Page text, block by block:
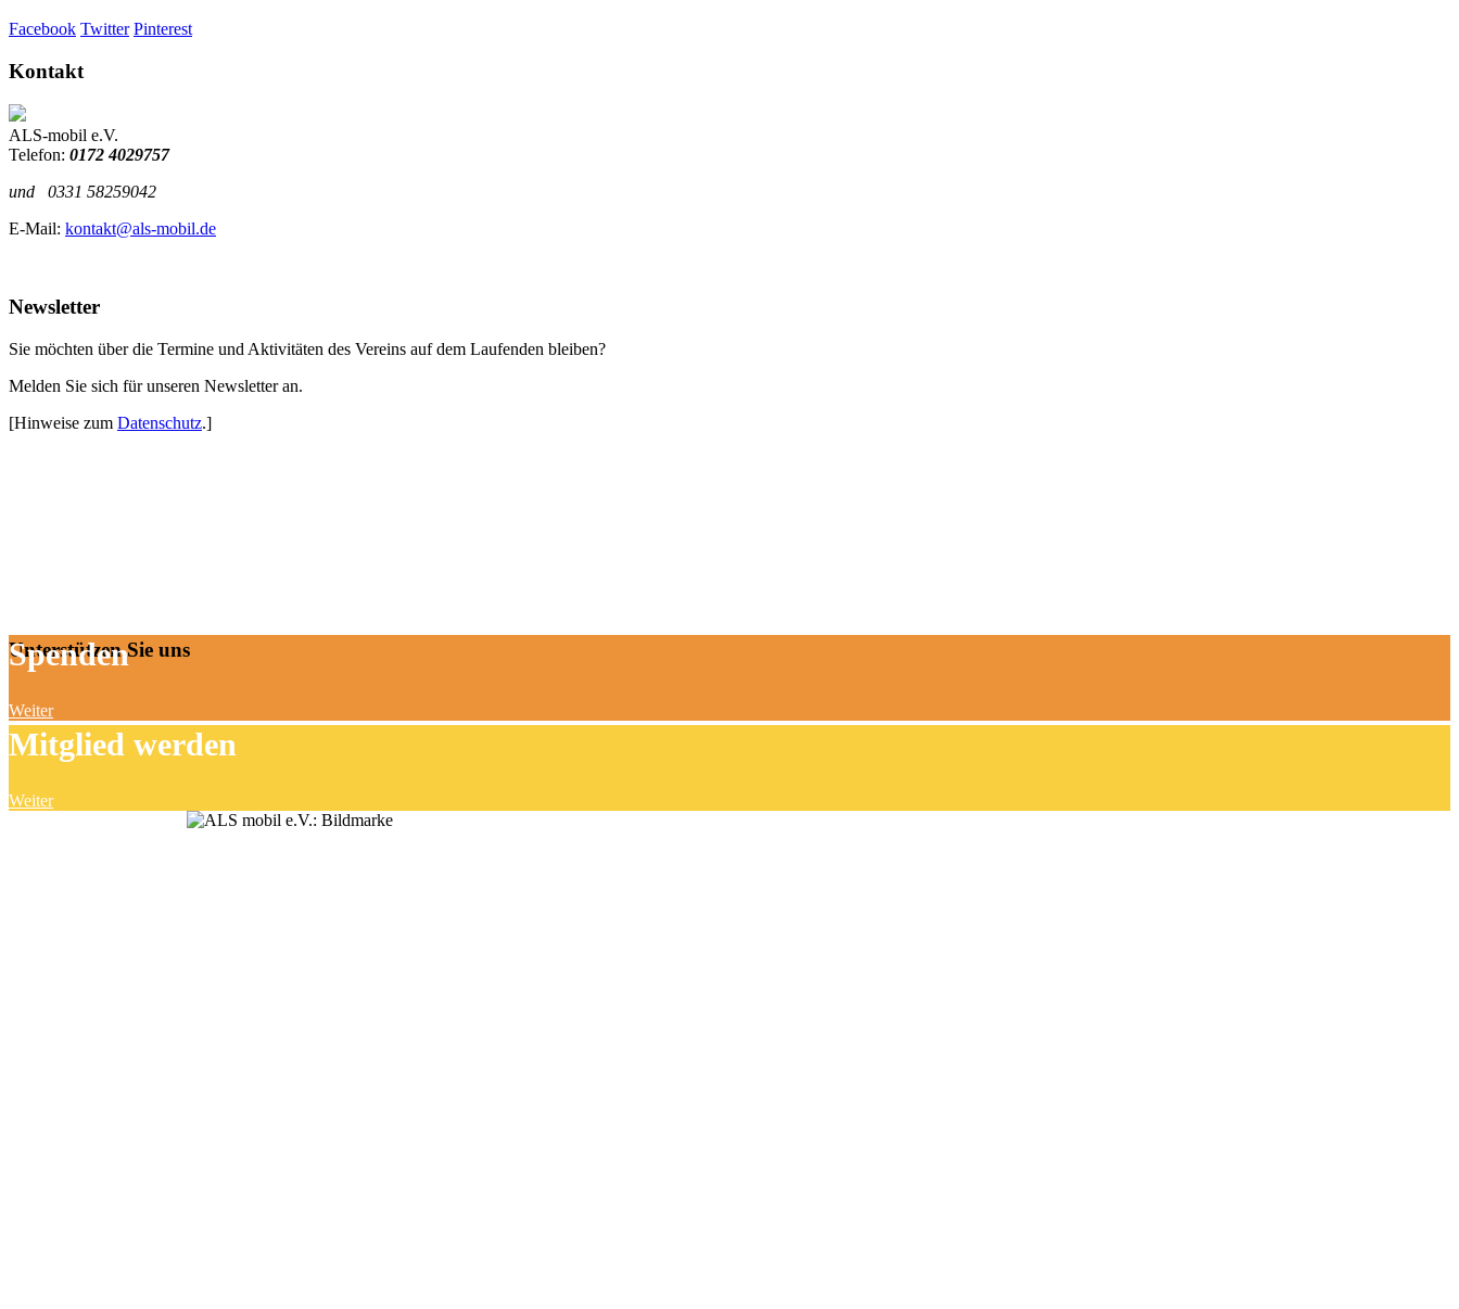
Facebook Twitter Pinterest
Kontakt
ALS-mobil e.V.
Telefon: 0172 4029757
und 0331 58259042
E-Mail: kontakt@als-mobil.de
Newsletter
Sie möchten über die Termine und Aktivitäten des Vereins auf dem Laufenden bleiben?
Melden Sie sich für unseren Newsletter an.
[Hinweise zum Datenschutz.]
Unterstützen Sie uns
Spenden
Weiter
Mitglied werden
Weiter